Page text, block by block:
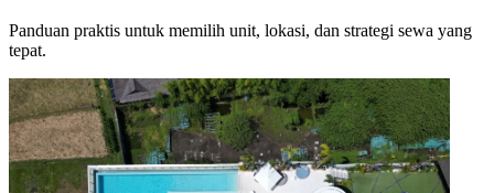
Panduan praktis untuk memilih unit, lokasi, dan strategi sewa yang
tepat.